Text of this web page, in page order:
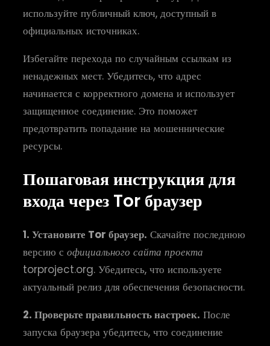
используйте публичный ключ, доступный в
официальных источниках.
Избегайте перехода по случайным ссылкам из
ненадежных мест. Убедитесь, что адрес
начинается с корректного домена и использует
защищенное соединение. Это поможет
предотвратить попадание на мошеннические
ресурсы.
Пошаговая инструкция для
входа через Tor браузер
1. Установите Tor браузер. Скачайте последнюю
версию с официального сайта проекта
torproject.org. Убедитесь, что используете
актуальный релиз для обеспечения безопасности.
2. Проверьте правильность настроек. После
запуска браузера убедитесь, что соединение